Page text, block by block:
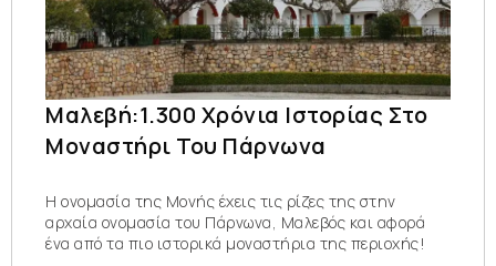
Μαλεβή:1.300 Χρόνια Ιστορίας Στο
Μοναστήρι Του Πάρνωνα
Η ονομασία της Μονής έχεις τις ρίζες της στην
αρχαία ονομασία του Πάρνωνα, Μαλεβός και αφορά
ένα από τα πιο ιστορικά μοναστήρια της περιοχής!